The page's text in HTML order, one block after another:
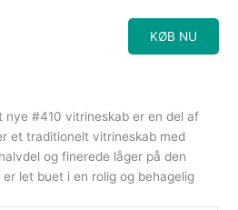
KØB NU
nye #410 vitrineskab er en del af
et traditionelt vitrineskab med
og finerede låger på den
let buet i en rolig og behagelig